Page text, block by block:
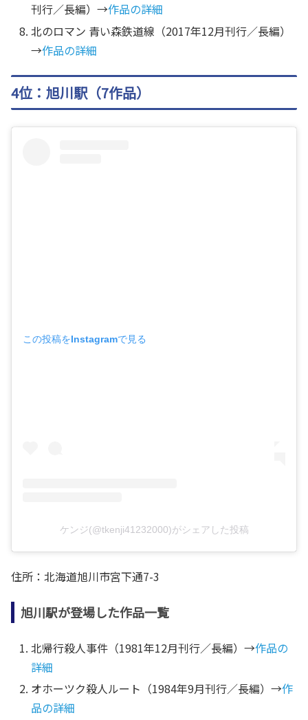
刊行／長編）→作品の詳細
北のロマン 青い森鉄道線（2017年12月刊行／長編）
→作品の詳細
4位：旭川駅（7作品）
この投稿をInstagramで見る
ケンジ(@tkenji41232000)がシェアした投稿
住所：北海道旭川市宮下通7-3
旭川駅が登場した作品一覧
北帰行殺人事件（1981年12月刊行／長編）→作品の
詳細
オホーツク殺人ルート（1984年9月刊行／長編）→作
品の詳細